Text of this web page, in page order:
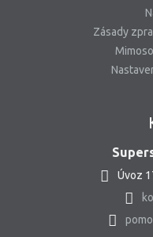
Zásady
Úvoz